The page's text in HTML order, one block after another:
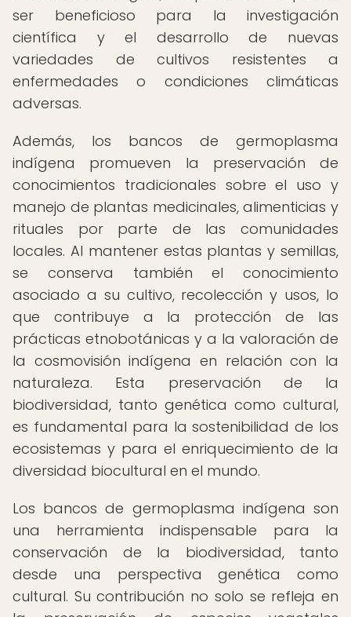
ser beneficioso para la investigación
científica y el desarrollo de nuevas
variedades de cultivos resistentes a
enfermedades o condiciones climáticas
adversas.
Además, los bancos de germoplasma
indígena promueven la preservación de
conocimientos tradicionales sobre el uso y
manejo de plantas medicinales, alimenticias y
rituales por parte de las comunidades
locales. Al mantener estas plantas y semillas,
se conserva también el conocimiento
asociado a su cultivo, recolección y usos, lo
que contribuye a la protección de las
prácticas etnobotánicas y a la valoración de
la cosmovisión indígena en relación con la
naturaleza. Esta preservación de la
biodiversidad, tanto genética como cultural,
es fundamental para la sostenibilidad de los
ecosistemas y para el enriquecimiento de la
diversidad biocultural en el mundo.
Los bancos de germoplasma indígena son
una herramienta indispensable para la
conservación de la biodiversidad, tanto
desde una perspectiva genética como
cultural. Su contribución no solo se refleja en